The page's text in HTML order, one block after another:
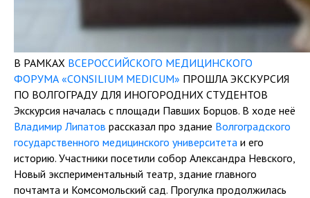
В РАМКАХ ВСЕРОССИЙСКОГО МЕДИЦИНСКОГО
ФОРУМА «CONSILIUM MEDICUM» ПРОШЛА ЭКСКУРСИЯ
ПО ВОЛГОГРАДУ ДЛЯ ИНОГОРОДНИХ СТУДЕНТОВ
Экскурсия началась с площади Павших Борцов. В ходе неё
Владимир Липатов рассказал про здание Волгоградского
государственного медицинского университета и его
историю. Участники посетили собор Александра Невского,
Новый экспериментальный театр, здание главного
почтамта и Комсомольский сад. Прогулка продолжилась